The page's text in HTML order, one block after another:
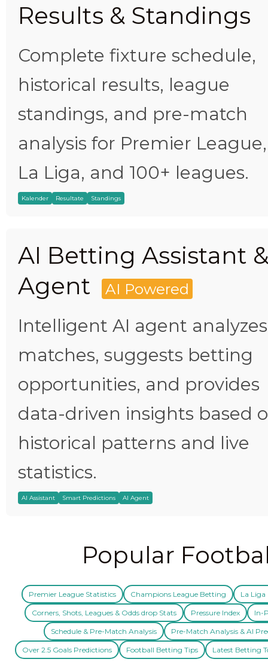
Results & Standings
Complete fixture schedule,
historical results, league
standings, and pre-match
analysis for Premier League,
La Liga, and 100+ leagues.
Kalender Resultate Standings
AI Betting Assistant
Agent
AI Powered
Intelligent AI agent analyzes
matches, suggests betting
opportunities, and provides
data-driven insights based
historical patterns and live
statistics.
AI Assistant Smart Predictions AI Agent
Popular
Premier League Statistics Champions League Betting La Liga
Corners, Shots, Leagues & Odds drop Stats Pressure Index In-
Schedule & Pre-Match Analysis Pre-Match Analysis & AI
Over 2.5 Goals Predictions Football Betting Tips Latest Betting